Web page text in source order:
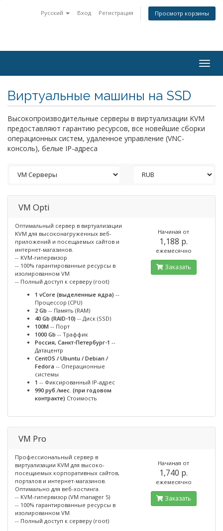
Русский Вход Регистрация Просмотр корзины
Виртуальные машины на SSD
Высокопроизводительные серверы в виртуализации KVM
предоставляют гарантию ресурсов, все новейшие сборки
операционных систем, удаленное управление (VNC-
консоль), белые IP-адреса
VM Opti
Оптимальный сервер в виртуализации
KVM для высоконагруженных веб-
приложений и посещаемых сайтов и
интернет-магазинов.
-- KVM-гипервизор
-- 100% гарантированные ресурсы в
изолированном VM
-- Полный доступ к серверу (root)
1 vCore (выделенные ядра) --
Процессор (CPU)
2 Gb -- Память (RAM)
40 Gb (RAID-10) -- Диск (SSD)
100M -- Порт
1000 Gb -- Траффик
Россия, Санкт-Петербург-1 --
Датацентр
CentOS / Ubuntu / Debian /
Fedora -- Операционные
системы
1 -- Фиксированный IP-адрес
990 руб./мес. (при годовом
контракте) Стоимость
Начиная от
1,188 p.
ежемесячно
Заказать
VM Pro
Профессиональный сервер в
виртуализации KVM для высоко-
посещаемых корпоративных сайтов,
порталов и интернет-магазинов.
Оптимально для веб-хостинга.
-- KVM-гипервизор (VM manager 5)
-- 100% гарантированные ресурсы в
изолированном VM
-- Полный доступ к серверу (root)
Начиная от
1,740 p.
ежемесячно
Заказать